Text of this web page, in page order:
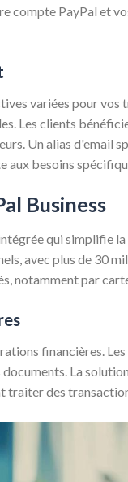
compte PayPal et
variées pour
Les clients
Un alias d'email
aux besoins
Business
qui simplifie
avec plus de 30
notamment par
financières.
La
traiter des